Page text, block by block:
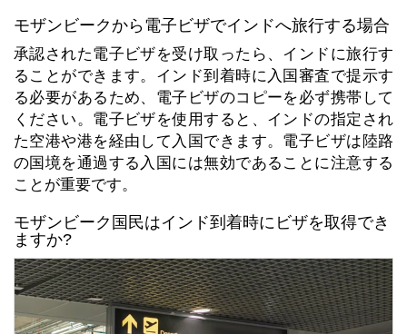
モザンビークから電子ビザでインドへ旅行する場合
承認された電子ビザを受け取ったら、インドに旅行す
ることができます。インド到着時に入国審査で提示す
る必要があるため、電子ビザのコピーを必ず携帯して
ください。電子ビザを使用すると、インドの指定され
た空港や港を経由して入国できます。電子ビザは陸路
の国境を通過する入国には無効であることに注意する
ことが重要です。
モザンビーク国民はインド到着時にビザを取得でき
ますか?